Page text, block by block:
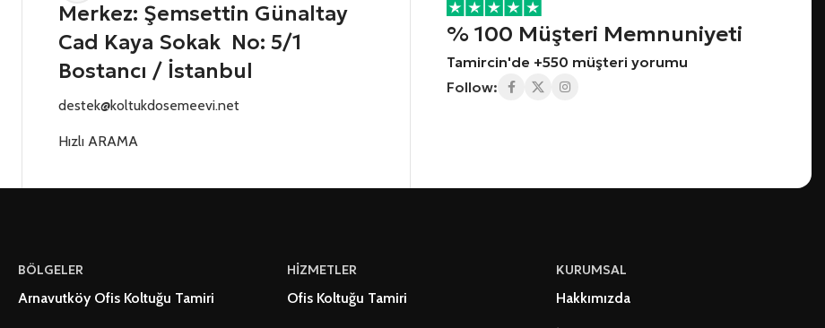
Merkez: Şemsettin Günaltay
Cad Kaya Sokak No: 5/1
Bostancı / İstanbul
destek@koltukdosemeevi.net
Hızlı ARAMA
% 100 Müşteri Memnuniyeti
Tamircin'de +550 müşteri yorumu
Follow:
BÖLGELER
Arnavutköy Ofis Koltuğu Tamiri
HİZMETLER
Ofis Koltuğu Tamiri
KURUMSAL
Hakkımızda